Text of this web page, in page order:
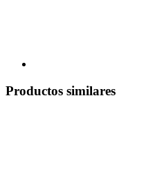
Productos similares